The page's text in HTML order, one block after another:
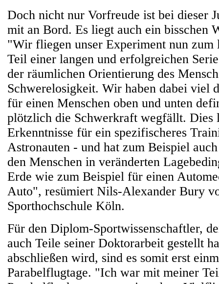
Doch nicht nur Vorfreude ist bei dieser
mit an Bord. Es liegt auch ein bisschen
"Wir fliegen unser Experiment nun zum
Teil einer langen und erfolgreichen
der räumlichen Orientierung des
Schwerelosigkeit. Wir haben dabei viel
für einen Menschen oben und unten
plötzlich die Schwerkraft wegfällt. Dies
Erkenntnisse für ein spezifischeres
Astronauten - und hat zum Beispiel
den Menschen in veränderten
Erde wie zum Beispiel für einen
Auto", resümiert Nils-Alexander Bury
Sporthochschule Köln.
Für den Diplom-Sportwissenschaftler,
auch Teile seiner Doktorarbeit gestellt
abschließen wird, sind es somit erst
Parabelflugtage. "Ich war mit meiner